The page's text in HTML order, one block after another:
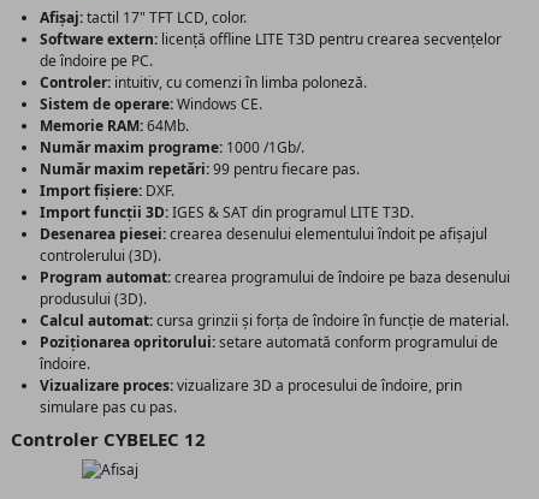
Afișaj:tactil 17" TFT LCD, color.
Software extern: licență offline LITE T3D pentru crearea secvențelor
de îndoire pe PC.
Controler: intuitiv, cu comenzi în limba poloneză.
Sistem de operare:Windows CE.
Memorie RAM:64Mb.
Număr maxim programe: 1000 /1Gb/.
Număr maxim repetări:99 pentru fiecare pas.
Import fișiere: DXF.
Import funcții 3D:IGES & SAT din programul LITE T3D.
Desenarea piesei:crearea desenului elementului îndoit pe afișajul
controlerului (3D).
Program automat:crearea programului de îndoire pe baza desenului
produsului (3D).
Calcul automat:cursa grinzii și forța de îndoire în funcție de material.
Poziționarea opritorului:setare automată conform programului de
îndoire.
Vizualizare proces:vizualizare 3D a procesului de îndoire, prin
simulare pas cu pas.
Controler CYBELEC 12